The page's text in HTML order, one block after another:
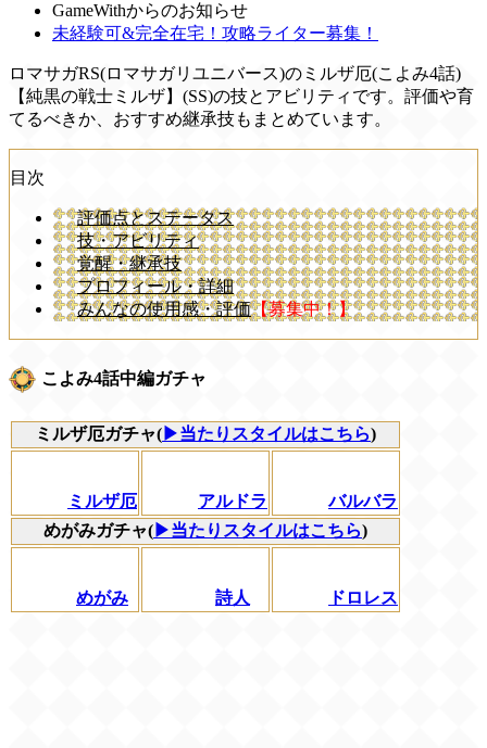
GameWithからのお知らせ
未経験可&完全在宅！攻略ライター募集！
ロマサガRS(ロマサガリユニバース)のミルザ厄(こよみ4話)
【純黒の戦士ミルザ】(SS)の技とアビリティです。評価や育
てるべきか、おすすめ継承技もまとめています。
目次
評価点とステータス
技・アビリティ
覚醒・継承技
プロフィール・詳細
みんなの使用感・評価【募集中！】
こよみ4話中編ガチャ
ミルザ厄ガチャ( ▶当たりスタイルはこちら)
ミルザ厄 アルドラ
バルバラ
めがみガチャ( ▶当たりスタイルはこちら)
めがみ 詩人 ドロレス